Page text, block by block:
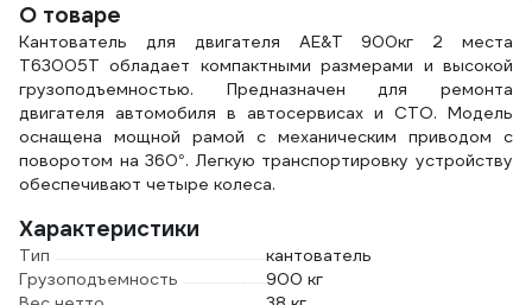
подхвата 75мм,
высота подъема
505мм 08-08-75
О товаре
Кантователь для двигателя AE&T 900кг 2 места
T63005T обладает компактными размерами и высокой
грузоподъемностью. Предназначен для ремонта
двигателя автомобиля в автосервисах и СТО. Модель
оснащена мощной рамой с механическим приводом с
поворотом на 360°. Легкую транспортировку устройству
обеспечивают четыре колеса.
Характеристики
Тип
кантователь
Грузоподъемность
900 кг